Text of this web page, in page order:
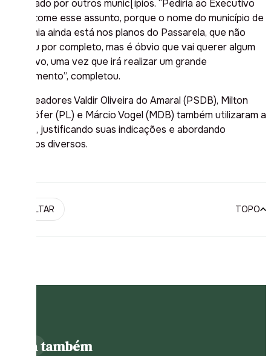
procurado por outros munic[ipios. “Pediria ao Executivo
que retome esse assunto, porque o nome do município de
Teutônia ainda está nos planos do Passarela, que não
desistiu por completo, mas é óbvio que vai querer algum
incentivo, uma vez que irá realizar um grande
investimento”, completou.
Os vereadores Valdir Oliveira do Amaral (PSDB), Milton
Stahlhöfer (PL) e Márcio Vogel (MDB) também utilizaram a
tribuna, justificando suas indicações e abordando
assuntos diversos.
VOLTAR TOPO
Leia também